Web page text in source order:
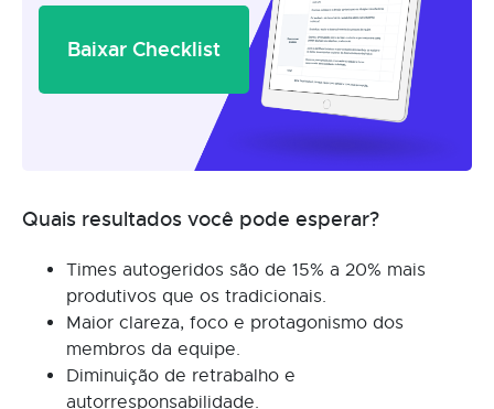
Baixar Checklist
Quais resultados você pode esperar?
Times autogeridos são de 15% a 20% mais
produtivos que os tradicionais.
Maior clareza, foco e protagonismo dos
membros da equipe.
Diminuição de retrabalho e
autorresponsabilidade.